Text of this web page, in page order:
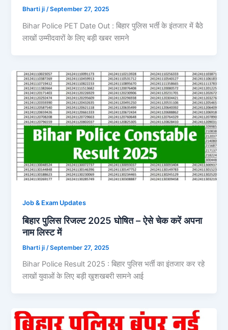
Bharti ji/September 27, 2025
Bihar Police PET Date Out : बिहार पुलिस भर्ती के इंतजार में बैठे
लाखों उम्मीदवारों के लिए बड़ी खबर सामने
Job & Exam Updates
बिहार पुलिस रिजल्ट 2025 घोषित – ऐसे चेक करें अपना
नाम लिस्ट में
Bharti ji /September 27, 2025
Bihar Police Result 2025 : बिहार पुलिस भर्ती का इंतजार कर रहे
लाखों युवाओं के लिए बड़ी खुशखबरी सामने आई